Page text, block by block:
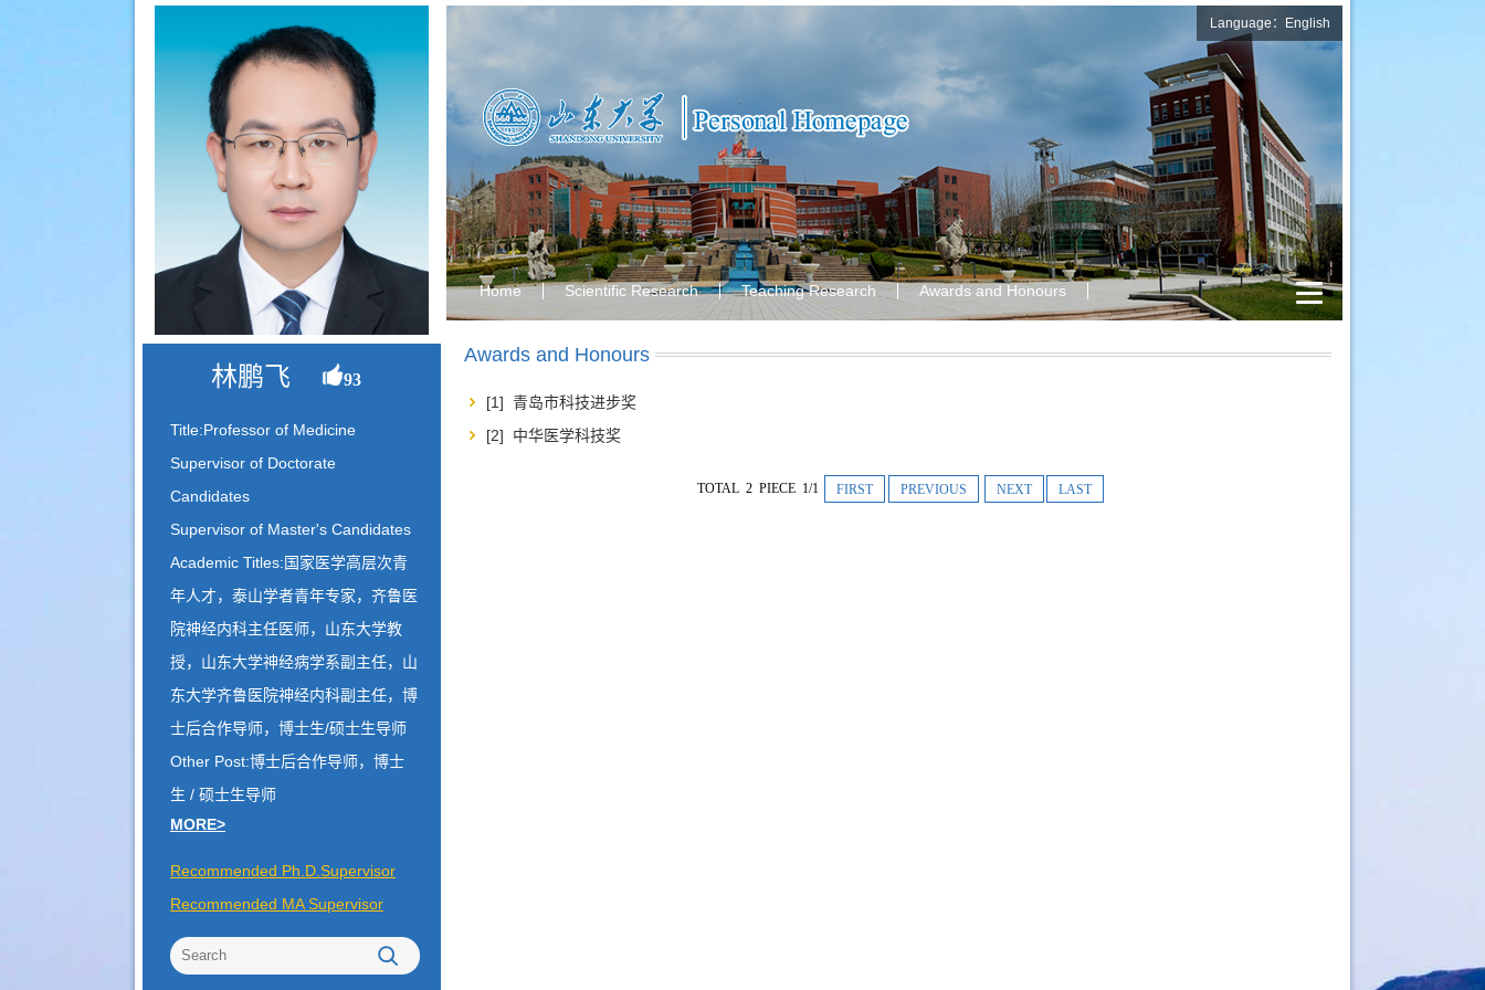
林鹏飞 93
Title:Professor of Medicine
Supervisor of Doctorate
Candidates
Supervisor of Master's Candidates
Academic Titles:国家医学高层次青
年人才，泰山学者青年专家，齐鲁医
院神经内科主任医师，山东大学教
授，山东大学神经病学系副主任，山
东大学齐鲁医院神经内科副主任，博
士后合作导师，博士生/硕士生导师
Other Post:博士后合作导师，博士
生 / 硕士生导师
MORE>
Recommended Ph.D.Supervisor
Recommended MA Supervisor
Language：English
Home Scientific Research Teaching Research Awards and Honours
Awards and Honours
[1] 青岛市科技进步奖
[2] 中华医学科技奖
TOTAL 2 PIECE 1/1 FIRST PREVIOUS NEXT LAST